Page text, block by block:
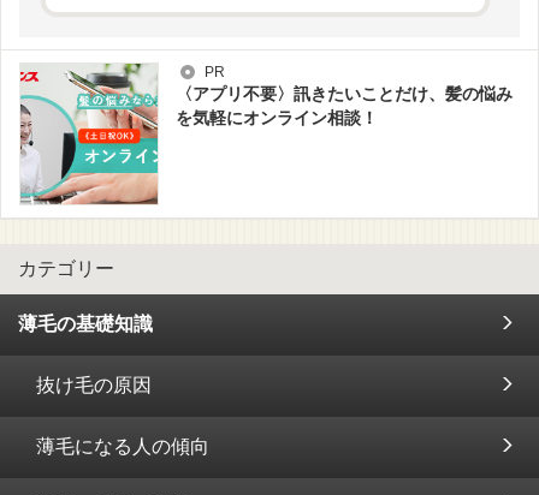
PR
〈アプリ不要〉訊きたいことだけ、髪の悩み
を気軽にオンライン相談！
カテゴリー
薄毛の基礎知識
抜け毛の原因
薄毛になる人の傾向